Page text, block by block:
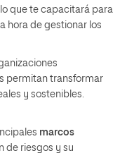
que te capacitará para
hora de gestionar los
permitan transformar
y sostenibles.
marcos
de riesgos y su